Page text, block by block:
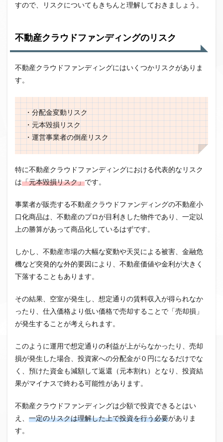
すので、リスクについてもきちんと理解しておきましょう。
不動産クラウドファンディングのリスク
不動産クラウドファンディングにはいくつかリスクがありま
す。
・分配金変動リスク
・元本毀損リスク
・運営事業者の倒産リスク
特に不動産クラウドファンディングにおける代表的なリスク
は「元本毀損リスク」です。
事業者が販売する不動産クラウドファンディングの不動産小
口化商品は、不動産のプロが目利きした物件であり、一定以
上の勝算があって商品化しているはずです。
しかし、不動産市場の大幅な変動や天災による被害、金融危
機など突発的な外的要因により、不動産価値や金利が大きく
下落することもあります。
その結果、空室が発生し、想定通りの賃料収入が得られなか
ったり、仕入価格より低い価格で売却することで「売却損」
が発生することが考えられます。
このように運用で想定通りの利益が上がらなかったり、売却
損が発生した場合、投資家への分配金が０円になるだけでな
く、預けた資金も減額して返還（元本割れ）となり、投資結
果がマイナスで終わる可能性があります。
不動産クラウドファンディングは少額で投資できるとはい
え、 一定のリスクは理解した上で投資を行う必要がありま
す。